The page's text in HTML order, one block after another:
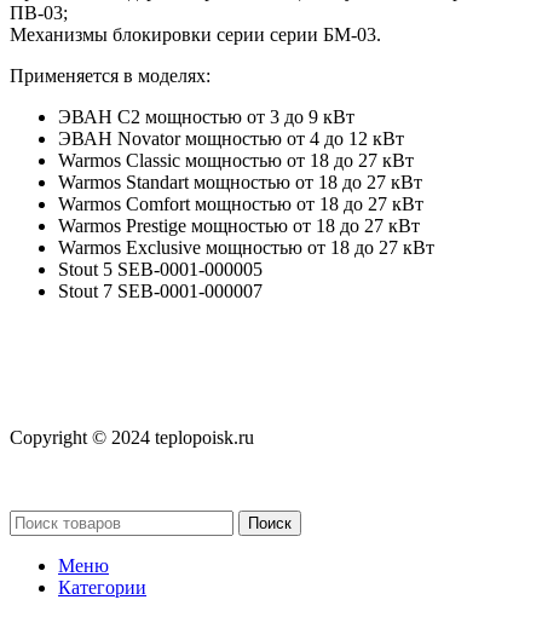
ПВ-03;
Механизмы блокировки серии серии БМ-03.
Применяется в моделях:
ЭВАН С2 мощностью от 3 до 9 кВт
ЭВАН Novator мощностью от 4 до 12 кВт
Warmos Classic мощностью от 18 до 27 кВт
Warmos Standart мощностью от 18 до 27 кВт
Warmos Comfort мощностью от 18 до 27 кВт
Warmos Prestige мощностью от 18 до 27 кВт
Warmos Exclusive мощностью от 18 до 27 кВт
Stout 5 SEB-0001-000005
Stout 7 SEB-0001-000007
Copyright © 2024 teplopoisk.ru
Поиск
Меню
Категории